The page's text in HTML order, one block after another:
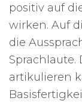
positiv auf
wirken. Auf
die
Sprachlaute.
artikulieren